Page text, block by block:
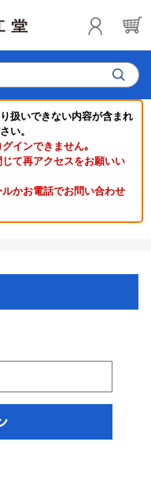
扱いできない内容が含まれ
い。
インできません｡
て再アクセスをお願いい
かお電話でお問い合わせ